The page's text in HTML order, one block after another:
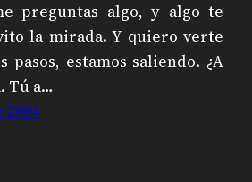
preguntas algo, y algo te
la mirada. Y quiero verte
pasos, estamos saliendo. ¿A
Tú a…